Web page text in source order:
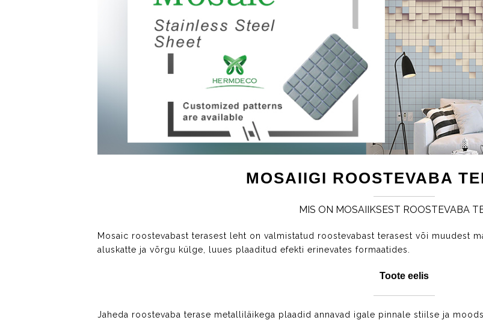
MOSAIIGI ROOSTEVABA
MIS ON MOSAIIKSEST ROOSTEVABA
Mosaic roostevabast terasest leht on valmistatud roostevabast terasest või muudest
aluskatte ja võrgu külge, luues plaaditud efekti erinevates formaatides.
Toote eelis
Jaheda roostevaba terase metalliläikega plaadid annavad igale pinnale stiilse ja